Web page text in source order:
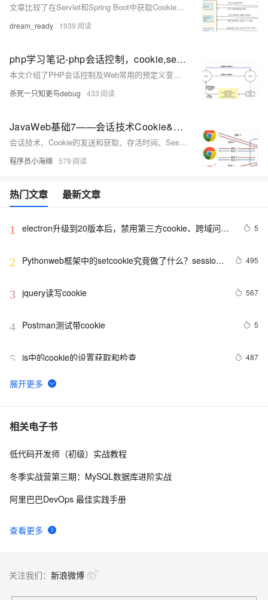
文章比较了在Servlet和Spring Boot中获取Cookie、Session和Header的方法，并提供了相应的代码实例，展示了两种方式在实际应用中的异同。
dream_ready 1939
php学习笔记-php会话控制，cookie,session的使用，cookie自动登录和session 图书上传信息添加和修改例子-day07
本文介绍了PHP会话控制及Web常用的预定义变量，包括` 、
REQUEST‘、‘
杀死一只知更鸟debug 433
JavaWeb基础7——会话技术Cookie&Session
会话技术、Cookie的发送和获取、存活时间、Session钝化与活化、销毁、用户登录注册“记住我”和“验证码”案例
程序员小海绵 579
热门文章 最新文章
1
electron升级到20版本后，禁用第三方cookie、跨域问题
5
2
Pythonweb框架中的setcookie究竟做了什么？session
495
3 jquery读写cookie 567
4 Postman测试带cookie 5
5 js中的cookie的设置获取和检查 487
6 SYN Cookie技术原理
7 Vue项目使用Cookie，以Json格式存入与读取Cookie，
8 Python的cookie处理分享
localStorage和sessionStorage
相关电子书
查看更多
低代码开发师（初级）实战教程
冬季实战营第三期：MySQL数据库进阶实战
阿里巴巴DevOps 最佳实践手册
关注我们： 新浪微博